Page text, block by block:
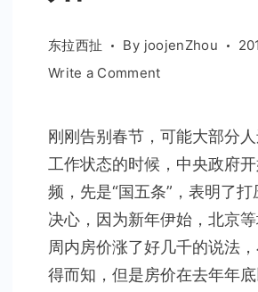
东拉西扯 By joojenZhou
Write a Commenton
一
年
从
通
开
始
刚刚告别春节，可能大部分
工作状态的时候，中央政府
频，先是“国五条”，表明了
决心，因为新年伊始，北京
周内房价涨了好几千的说法
得而知，但是房价在去年年